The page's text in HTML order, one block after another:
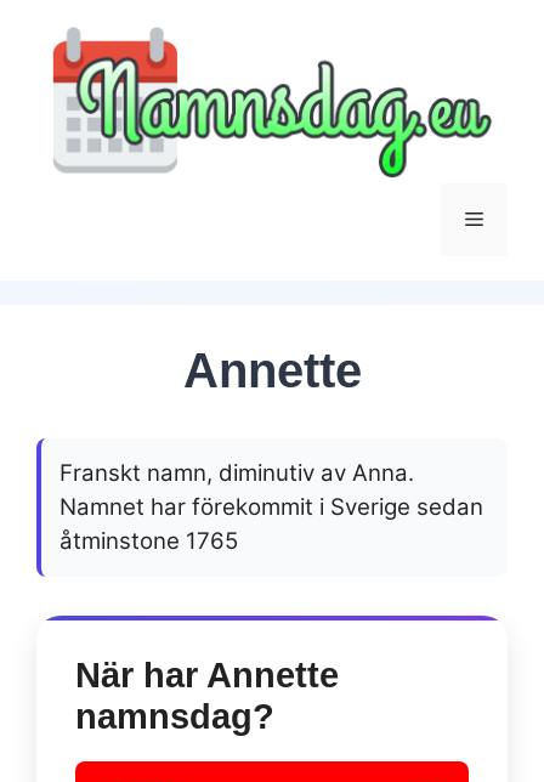
innehåll
Meny
Annette
Franskt namn, diminutiv av Anna.
Namnet har förekommit i Sverige sedan
åtminstone 1765
När har Annette
namnsdag?